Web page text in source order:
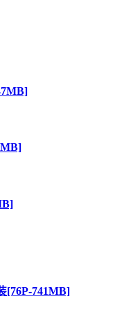
[76P-741MB]